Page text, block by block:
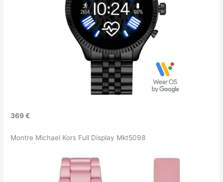
369 €
Montre Michael Kors Full Display Mkt5098